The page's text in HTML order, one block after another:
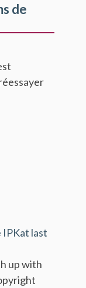
de
IPKat last
up with